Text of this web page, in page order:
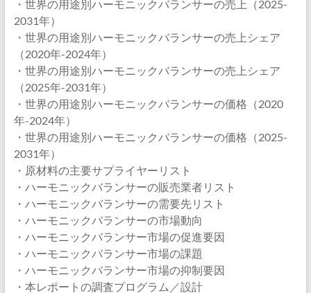
・世界の用途別ハーモニックバランサーの売上（2025-
2031年）
・世界の用途別ハーモニックバランサーの売上シェア
（2020年-2024年）
・世界の用途別ハーモニックバランサーの売上シェア
（2025年-2031年）
・世界の用途別ハーモニックバランサーの価格（2020
年-2024年）
・世界の用途別ハーモニックバランサーの価格（2025-
2031年）
・原材料の主要サプライヤーリスト
・ハーモニックバランサーの販売業者リスト
・ハーモニックバランサーの需要先リスト
・ハーモニックバランサーの市場動向
・ハーモニックバランサー市場の促進要因
・ハーモニックバランサー市場の課題
・ハーモニックバランサー市場の抑制要因
・本レポートの調査プログラム／設計